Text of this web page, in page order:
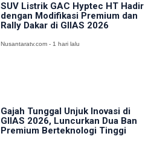
SUV Listrik GAC Hyptec HT Hadir
dengan Modifikasi Premium dan
Rally Dakar di GIIAS 2026
Nusantaratv.com - 1 hari lalu
Gajah Tunggal Unjuk Inovasi di
GIIAS 2026, Luncurkan Dua Ban
Premium Berteknologi Tinggi